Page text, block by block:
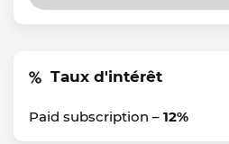
Taux d'intérêt
Paid subscription – 12%